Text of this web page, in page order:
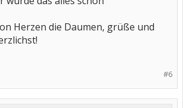
Herzen die Daumen, grüße und
#6